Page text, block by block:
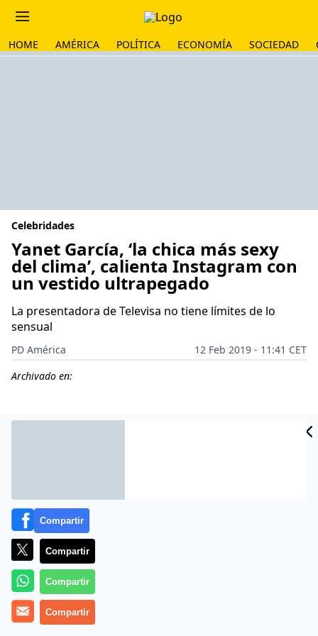
HOME AMÉRICA POLÍTICA ECONOMÍA SOCIEDAD
Celebridades
Yanet García, ‘la chica más sexy
del clima’, calienta Instagram con
un vestido ultrapegado
La presentadora de Televisa no tiene límites de lo
sensual
PD América
12 Feb 2019 - 11:41 CET
Archivado en:
Más información
Compartir
Compartir
Compartir
Compartir